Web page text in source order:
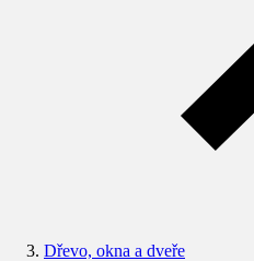
Dřevo, okna a dveře